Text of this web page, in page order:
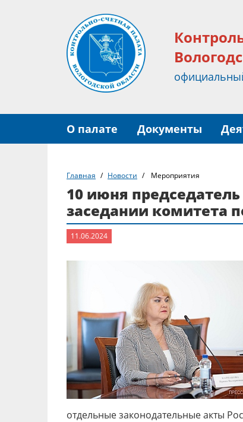
О палате Документы
Главная Новости Мероприятия
10 июня
заседании комитета
11.06.2024
отдельные законодательные акты